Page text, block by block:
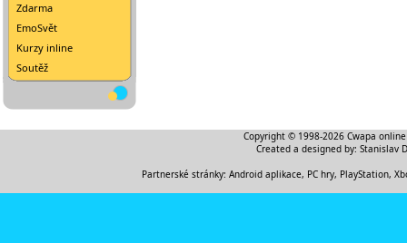
Zdarma
EmoSvět
Kurzy inline
Soutěž
Copyright © 1998-2026 Cwapa
Created a designed by: Stanislav
Partnerské stránky: Android aplikace, PC hry, PlayStation,